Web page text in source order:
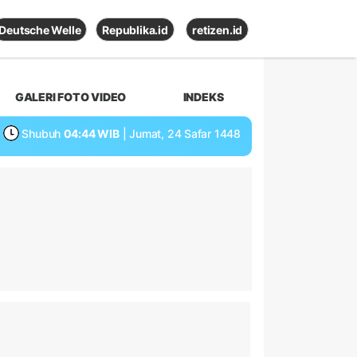
Deutsche Welle Republika.id retizen.id
GALERI FOTO VIDEO INDEKS
Shubuh 04:44 WIB | Jumat, 24 Safar 1448